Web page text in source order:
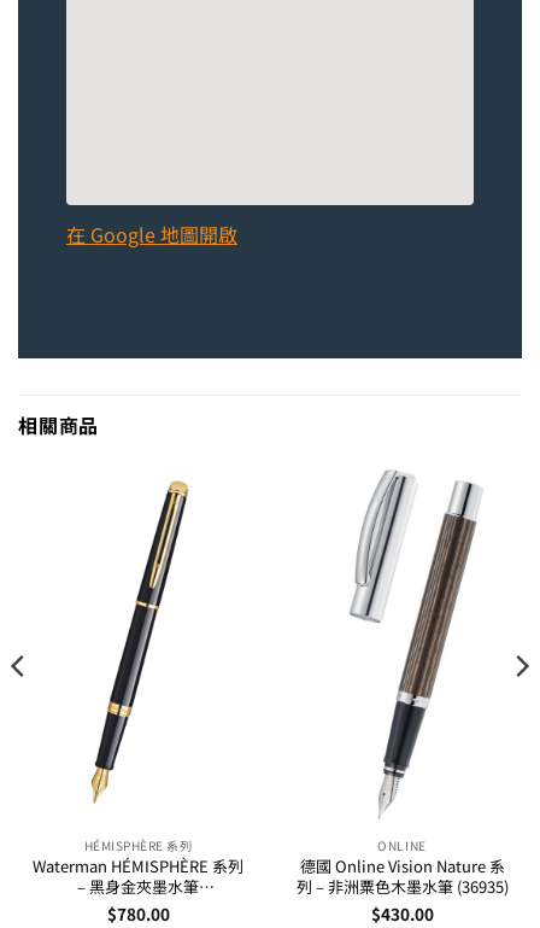
在 Google 地圖開啟
相關商品
HÉMISPHÈRE 系列
Waterman HÉMISPHÈRE 系列
– 黑身金夾墨水筆
(S0920610,S0920630)
$780.00
ONLINE
德國 Online Vision Nature 系
列 – 非洲粟色木墨水筆 (36935)
$430.00